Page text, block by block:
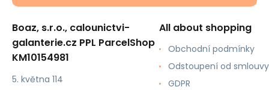
Boaz, s.r.o., calounictvi-
galanterie.cz PPL ParcelShop
KM10154981
5. května 114
All about shopping
Obchodní podmínky
Odstoupení od smlouvy
GDPR